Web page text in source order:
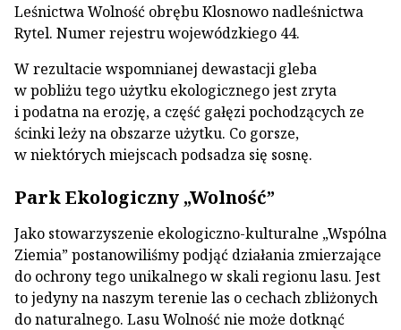
Leśnictwa Wolność obrębu Klosnowo nadleśnictwa
Rytel. Numer rejestru wojewódzkiego 44.
W rezultacie wspomnianej dewastacji gleba
w pobliżu tego użytku ekologicznego jest zryta
i podatna na erozję, a część gałęzi pochodzących ze
ścinki leży na obszarze użytku. Co gorsze,
w niektórych miejscach podsadza się sosnę.
Park Ekologiczny „Wolność”
Jako stowarzyszenie ekologiczno-kulturalne „Wspólna
Ziemia” postanowiliśmy podjąć działania zmierzające
do ochrony tego unikalnego w skali regionu lasu. Jest
to jedyny na naszym terenie las o cechach zbliżonych
do naturalnego. Lasu Wolność nie może dotknąć